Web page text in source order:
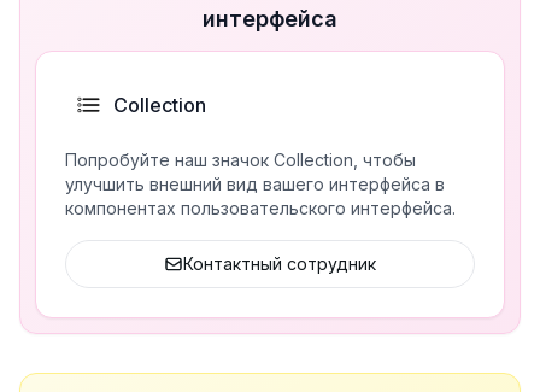
интерфейса
Collection
Попробуйте наш значок Collection, чтобы
улучшить внешний вид вашего интерфейса в
компонентах пользовательского интерфейса.
Контактный сотрудник